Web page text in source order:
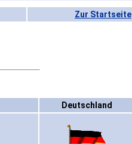
Zur Startseite
Deutschland